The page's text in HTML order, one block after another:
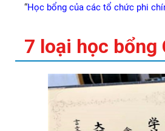
“Học bổng của các tổ chức phi
7 loại học bổng